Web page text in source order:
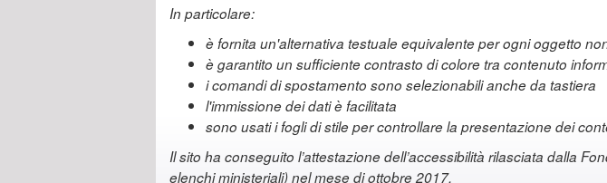
In particolare:
è fornita un'alternativa testuale equivalente per ogni oggetto
è garantito un sufficiente contrasto di colore tra contenuto
i comandi di spostamento sono selezionabili anche da tastiera
l'immissione dei dati è facilitata
sono usati i fogli di stile per controllare la presentazione dei
Il sito ha conseguito l’attestazione dell’accessibilità rilasciata dalla
elenchi ministeriali) nel mese di ottobre 2017.